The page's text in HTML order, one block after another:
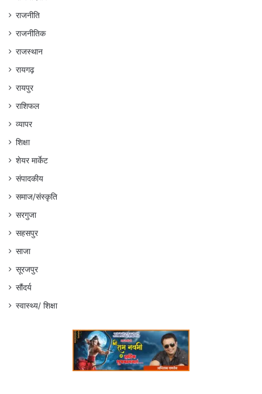
राजनीति
राजनीतिक
राजस्थान
रायगढ़
रायपुर
राशिफल
व्यापर
शिक्षा
शेयर मार्केट
संपादकीय
समाज/संस्कृति
सरगुजा
सहसपुर
साजा
सूरजपुर
सौंदर्य
स्वास्थ्य/ शिक्षा